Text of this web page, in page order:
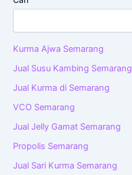
Kurma Ajwa Semarang
Jual Susu Kambing Semarang
Jual Kurma di Semarang
VCO Semarang
Jual Jelly Gamat Semarang
Propolis Semarang
Jual Sari Kurma Semarang